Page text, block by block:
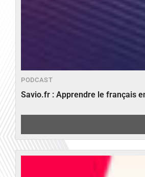
PODCAST
Savio.fr : Apprendre le français